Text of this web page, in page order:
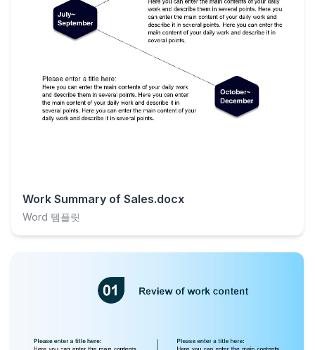
Work Summary of Sales.docx
Word 템플릿